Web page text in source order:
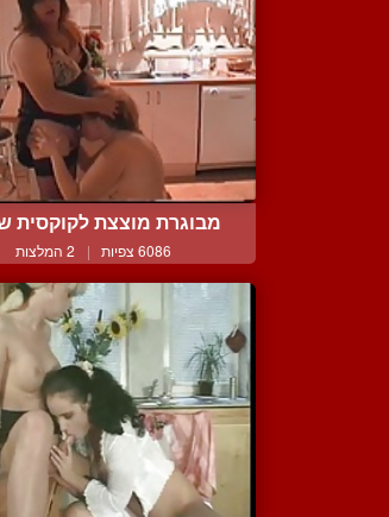
מבוגרת מוצצת לקוקסית
6086 צפיות | 2 המלצות